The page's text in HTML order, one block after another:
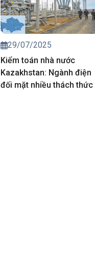
29/07/2025
Kiểm toán nhà nước
Kazakhstan: Ngành điện
đối mặt nhiều thách thức